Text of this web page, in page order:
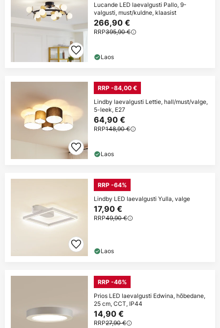
Lucande LED laevalgusti Pallo, 9-
valgusti, must/kuldne, klaasist
266,90 €
RRP395,90 €
Laos
RRP -84,00 €
Lindby laevalgusti Lettie, hall/must/valge,
5-leek, E27
64,90 €
RRP148,90 €
Laos
RRP -64%
Lindby LED laevalgusti Yulla, valge
17,90 €
RRP49,90 €
Laos
RRP -46%
Prios LED laevalgusti Edwina, hõbedane,
25 cm, CCT, IP44
14,90 €
RRP27,90 €